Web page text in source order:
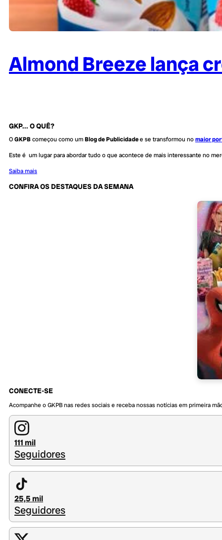
Almond Breeze lança
GKP... O QUÊ?
OGKPBcomeçou como umBlog de Publicidadee se transformou nomaior
Este é um lugar para abordar tudo o que acontece de mais interessante no
Saiba mais
CONFIRA OS DESTAQUES DA SEMANA
CONECTE-SE
Acompanhe o GKPB nas redes sociais e receba nossas notícias em primeira
111 mil
Seguidores
25,5 mil
Seguidores